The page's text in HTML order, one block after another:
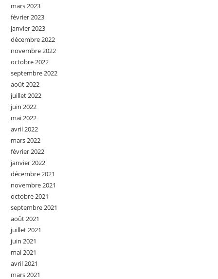
mars 2023
février 2023
janvier 2023
décembre 2022
novembre 2022
octobre 2022
septembre 2022
août 2022
juillet 2022
juin 2022
mai 2022
avril 2022
mars 2022
février 2022
janvier 2022
décembre 2021
novembre 2021
octobre 2021
septembre 2021
août 2021
juillet 2021
juin 2021
mai 2021
avril 2021
mars 2021